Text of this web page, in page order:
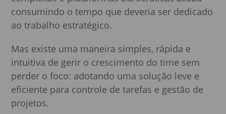
consumindo o tempo que deveria ser dedicado
ao trabalho estratégico.
Mas existe uma maneira simples, rápida e
intuitiva de gerir o crescimento do time sem
perder o foco: adotando uma solução leve e
eficiente para controle de tarefas e gestão de
projetos.